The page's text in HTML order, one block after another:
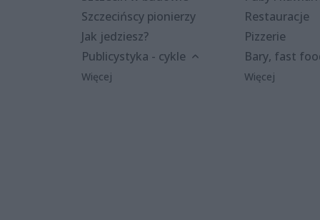
Szczecińscy pionierzy
Jak jedziesz?
Publicystyka - cykle
Więcej
Restauracje
Pizzerie
Bary, fast
Więcej